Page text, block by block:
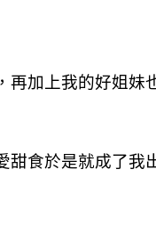
再加上我的好姐
食於是就成了我